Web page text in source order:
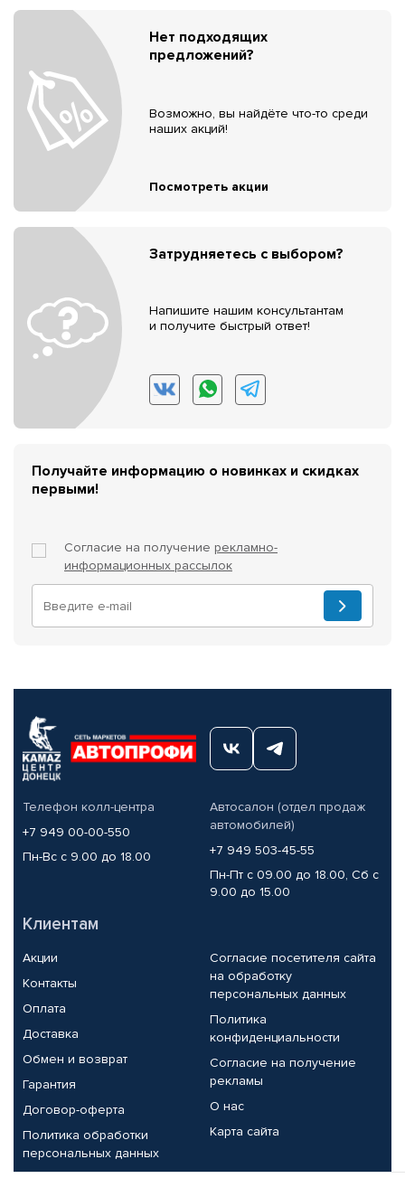
Нет подходящих
предложений?
Возможно, вы найдёте что-то среди
наших акций!
Посмотреть акции
Затрудняетесь с выбором?
Напишите нашим консультантам
и получите быстрый ответ!
Получайте информацию о новинках и скидках
первыми!
Согласие на получение рекламно-
информационных рассылок
Телефон колл-центра
+7 949 00-00-550
Пн-Вс с 9.00 до 18.00
Автосалон (отдел продаж
автомобилей)
+7 949 503-45-55
Пн-Пт с 09.00 до 18.00, Сб с
9.00 до 15.00
Клиентам
Акции
Контакты
Оплата
Доставка
Обмен и возврат
Гарантия
Договор-оферта
Политика обработки
персональных данных
Согласие посетителя сайта
на обработку
персональных данных
Политика
конфиденциальности
Согласие на получение
рекламы
О нас
Карта сайта